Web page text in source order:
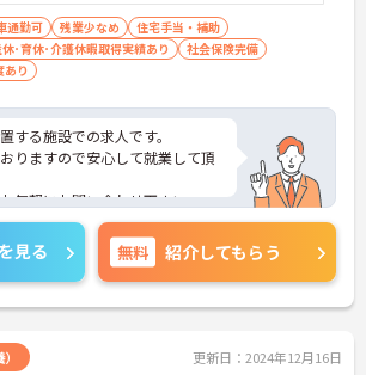
通勤可 残業少なめ
住宅手当・補助
･育休･介護休暇取得実績あり
社会保険完備
あり
する施設での求人です。
りますので安心して就業して頂
気軽にお問い合わせ下さい。
見る 無料 紹介してもらう
更新日：2024年12月16日